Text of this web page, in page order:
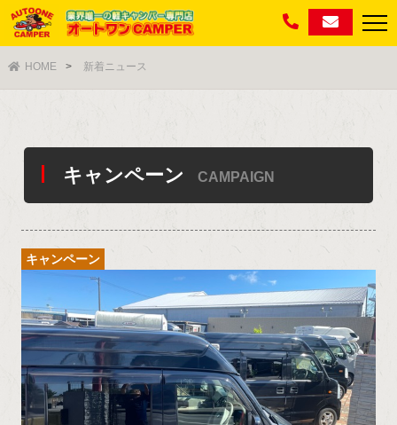
HOME 新着ニュース
キャンペーン CAMPAIGN
キャンペーン